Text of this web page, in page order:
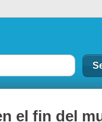
el fin del